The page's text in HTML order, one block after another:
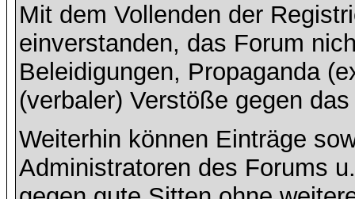
Mit dem Vollenden der
einverstanden, das Forum
Beleidigungen, Propaganda
(verbaler) Verstöße gegen
Weiterhin können Einträge
Administratoren des Forums